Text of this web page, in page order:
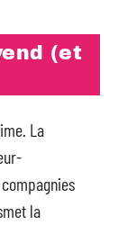
(et
La
la